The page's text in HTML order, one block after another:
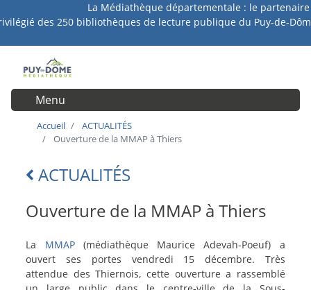
Aller
au
La Médiathèque départementale : le partenaire
des 250 bibliothèques de lecture publique du Puy-de-
User account menu
Menu
Accueil
ACTUALITÉS
Ouverture de la MMAP à Thiers
LienACTUALITÉS
Ouverture de la MMAP à Thiers
intro-
actu
La MMAP(médiathèque Maurice Adevah-Poeuf) a
ouvert ses portes vendredi 15 décembre. Très
attendue des Thiernois, cette ouverture a rassemblé